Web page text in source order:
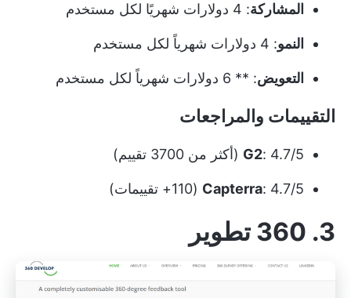
المشاركة: 4 دولارات شهريًا لكل مستخدم
النمو: 4 دولارات شهرياً لكل مستخدم
التعويض: ** 6 دولارات شهرياً لكل مستخدم
التقييمات والمراجعات
G2: 4.7/5 (أكثر من 3700 تقييم)
Capterra: 4.7/5 (110+ تقييمات)
3. 360 تطوير